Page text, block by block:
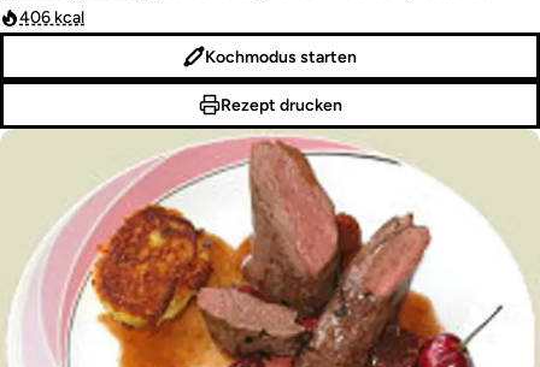
406 kcal
Kochmodus starten
Rezept drucken